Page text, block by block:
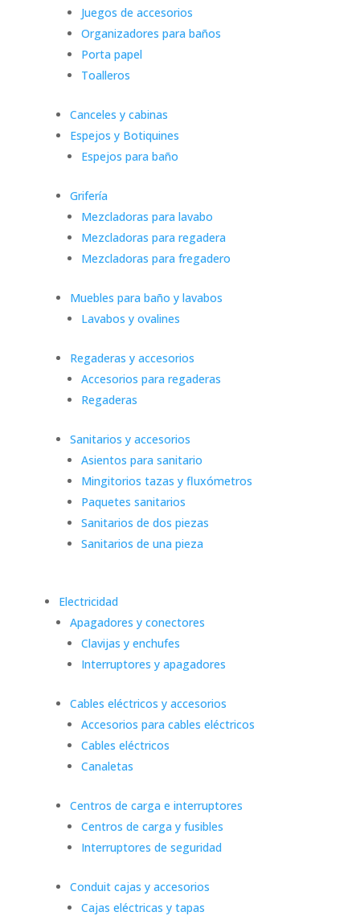
Juegos de accesorios
Organizadores para baños
Porta papel
Toalleros
Canceles y cabinas
Espejos y Botiquines
Espejos para baño
Grifería
Mezcladoras para lavabo
Mezcladoras para regadera
Mezcladoras para fregadero
Muebles para baño y lavabos
Lavabos y ovalines
Regaderas y accesorios
Accesorios para regaderas
Regaderas
Sanitarios y accesorios
Asientos para sanitario
Mingitorios tazas y fluxómetros
Paquetes sanitarios
Sanitarios de dos piezas
Sanitarios de una pieza
Electricidad
Apagadores y conectores
Clavijas y enchufes
Interruptores y apagadores
Cables eléctricos y accesorios
Accesorios para cables eléctricos
Cables eléctricos
Canaletas
Centros de carga e interruptores
Centros de carga y fusibles
Interruptores de seguridad
Conduit cajas y accesorios
Cajas eléctricas y tapas